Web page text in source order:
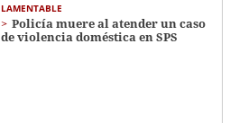
LAMENTABLE
Policía muere al atender un caso
de violencia doméstica en SPS